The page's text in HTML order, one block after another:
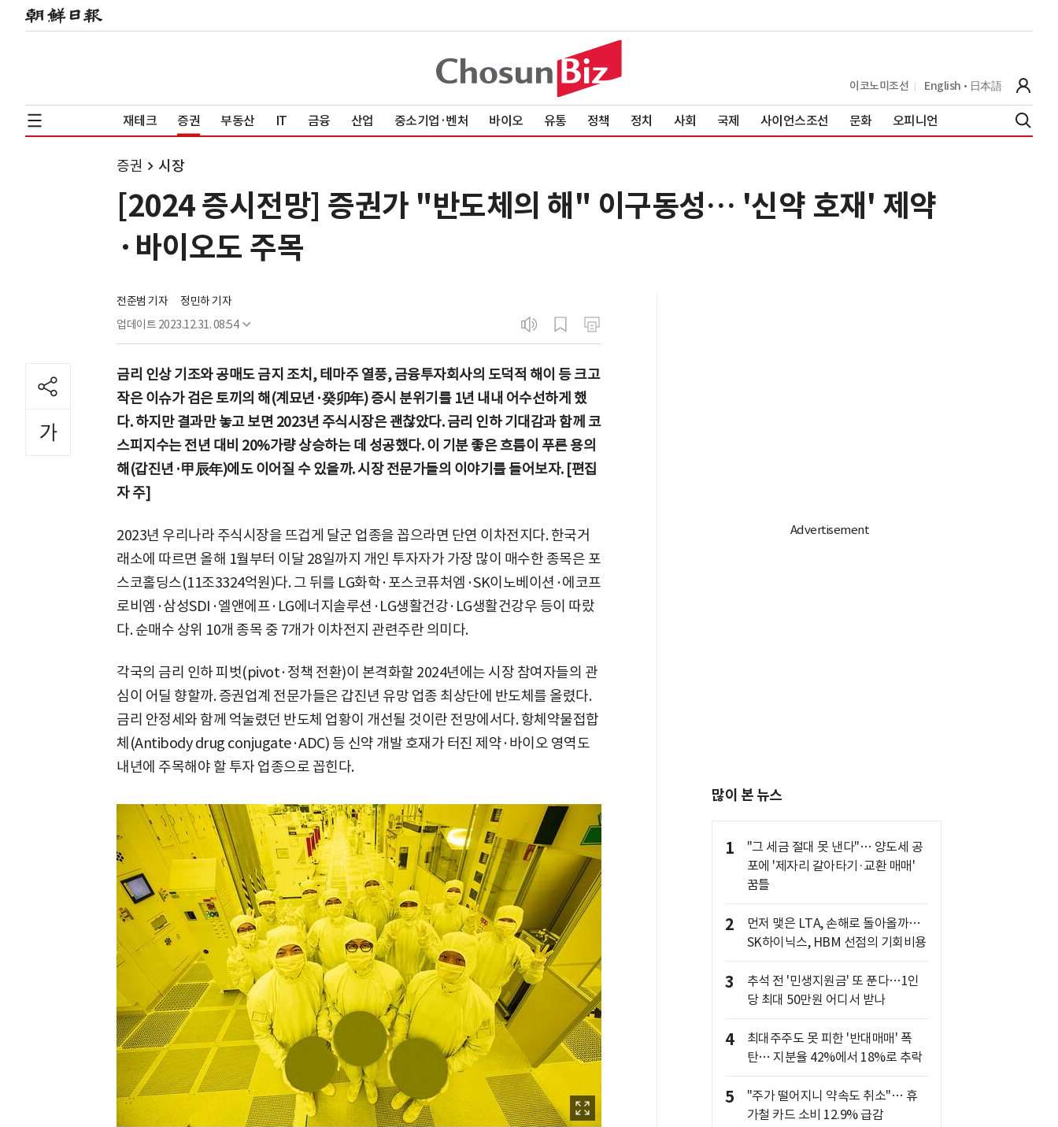
이코노미조선 English 日本語
재테크 증권 부동산 IT 금융 산업 중소기업·벤처 바이오 유통 정책 정치 사회 국제 사이언스조선 문화 오피니언
증권 시장
[2024 증시전망] 증권가 "반도체의 해" 이구동성… '신약 호재' 제약
·바이오도 주목
전준범 기자
정민하 기자
업데이트 2023.12.31. 08:54
금리 인상 기조와 공매도 금지 조치, 테마주 열풍, 금융투자회사의 도덕적 해이 등 크고
작은 이슈가 검은 토끼의 해(계묘년·癸卯年) 증시 분위기를 1년 내내 어수선하게 했
다. 하지만 결과만 놓고 보면 2023년 주식시장은 괜찮았다. 금리 인하 기대감과 함께 코
스피지수는 전년 대비 20%가량 상승하는 데 성공했다. 이 기분 좋은 흐름이 푸른 용의
해(갑진년·甲辰年)에도 이어질 수 있을까. 시장 전문가들의 이야기를 들어보자. [편집
자 주]
2023년 우리나라 주식시장을 뜨겁게 달군 업종을 꼽으라면 단연 이차전지다. 한국거
래소에 따르면 올해 1월부터 이달 28일까지 개인 투자자가 가장 많이 매수한 종목은 포
스코홀딩스(11조3324억원)다. 그 뒤를 LG화학·포스코퓨처엠·SK이노베이션·에코프
로비엠·삼성SDI·엘앤에프·LG에너지솔루션·LG생활건강·LG생활건강우 등이 따랐
다. 순매수 상위 10개 종목 중 7개가 이차전지 관련주란 의미다.
각국의 금리 인하 피벗(pivot·정책 전환)이 본격화할 2024년에는 시장 참여자들의 관
심이 어딜 향할까. 증권업계 전문가들은 갑진년 유망 업종 최상단에 반도체를 올렸다.
금리 안정세와 함께 억눌렸던 반도체 업황이 개선될 것이란 전망에서다. 항체약물접합
체(Antibody drug conjugate·ADC) 등 신약 개발 호재가 터진 제약·바이오 영역도
내년에 주목해야 할 투자 업종으로 꼽힌다.
많이 본 뉴스
1
"그 세금 절대 못 낸다"… 양도세 공
포에 '제자리 갈아타기·교환 매매'
꿈틀
2
먼저 맺은 LTA, 손해로 돌아올까…
SK하이닉스, HBM 선점의 기회비용
3
추석 전 '민생지원금' 또 푼다…1인
당 최대 50만원 어디서 받나
4
최대주주도 못 피한 '반대매매' 폭
탄… 지분율 42%에서 18%로 추락
5
"주가 떨어지니 약속도 취소"… 휴
가철 카드 소비 12.9% 급감